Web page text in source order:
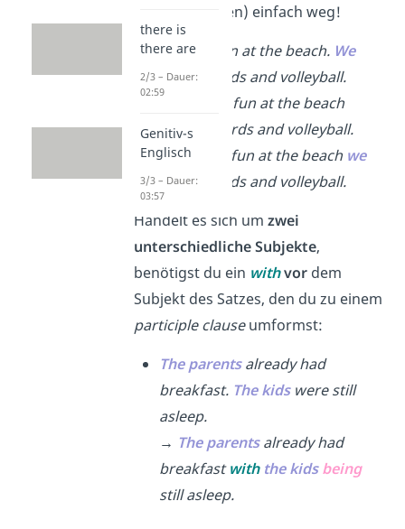
oder Pronomen) einfach weg!
Wehad fun at the beach. We
played cards and volleyball.
had fun at the beach
playing
cards and volleyball.
→Having fun at the beach we
played cards and volleyball.
Handelt es sich um zwei
unterschiedliche Subjekte,
benötigst du ein withvordem
Subjekt des Satzes, den du zu einem
participle clauseumformst:
The parentsalready had
breakfast. The kids were still
asleep.
→ The parentsalready had
breakfastwith the kids being
still asleep.
there is
there are
2/3 – Dauer:
02:59
Genitiv-s
Englisch
3/3 – Dauer:
03:57